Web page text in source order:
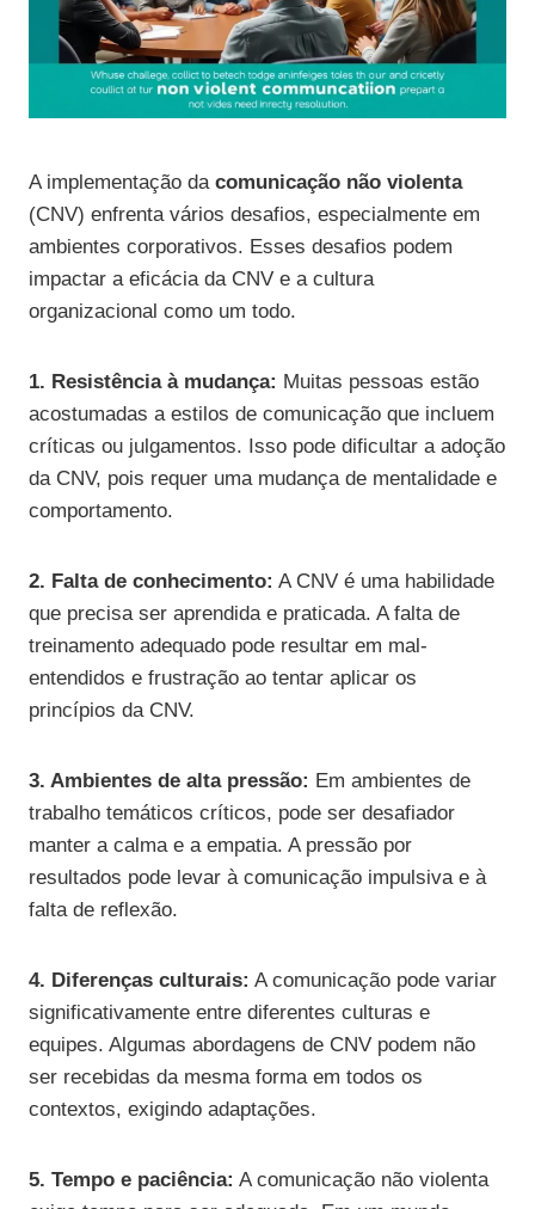
A implementação da comunicação não violenta
(CNV) enfrenta vários desafios, especialmente em
ambientes corporativos. Esses desafios podem
impactar a eficácia da CNV e a cultura
organizacional como um todo.
1. Resistência à mudança: Muitas pessoas estão
acostumadas a estilos de comunicação que incluem
críticas ou julgamentos. Isso pode dificultar a adoção
da CNV, pois requer uma mudança de mentalidade e
comportamento.
2. Falta de conhecimento: A CNV é uma habilidade
que precisa ser aprendida e praticada. A falta de
treinamento adequado pode resultar em mal-
entendidos e frustração ao tentar aplicar os
princípios da CNV.
3. Ambientes de alta pressão: Em ambientes de
trabalho temáticos críticos, pode ser desafiador
manter a calma e a empatia. A pressão por
resultados pode levar à comunicação impulsiva e à
falta de reflexão.
4. Diferenças culturais: A comunicação pode variar
significativamente entre diferentes culturas e
equipes. Algumas abordagens de CNV podem não
ser recebidas da mesma forma em todos os
contextos, exigindo adaptações.
5. Tempo e paciência: A comunicação não violenta